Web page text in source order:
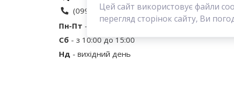
Цей сайт використовує файли
перегляд сторінок сайту, Ви
(099) 646 02 03
Пн-Пт - з 9:30 до 18:30
Сб - з 10:00 до 15:00
Нд - вихідний день